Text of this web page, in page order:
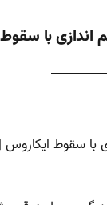
با سقوط